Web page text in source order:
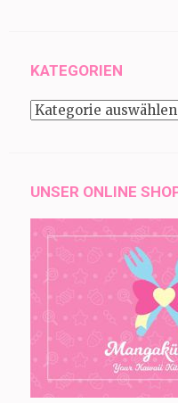
KATEGORIEN
Kategorien
UNSER ONLINE